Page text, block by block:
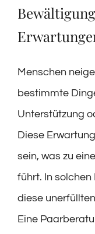
Menschen
bestimmte
Unterstützung
Diese
sein, was zu
führt. In
diese
Eine